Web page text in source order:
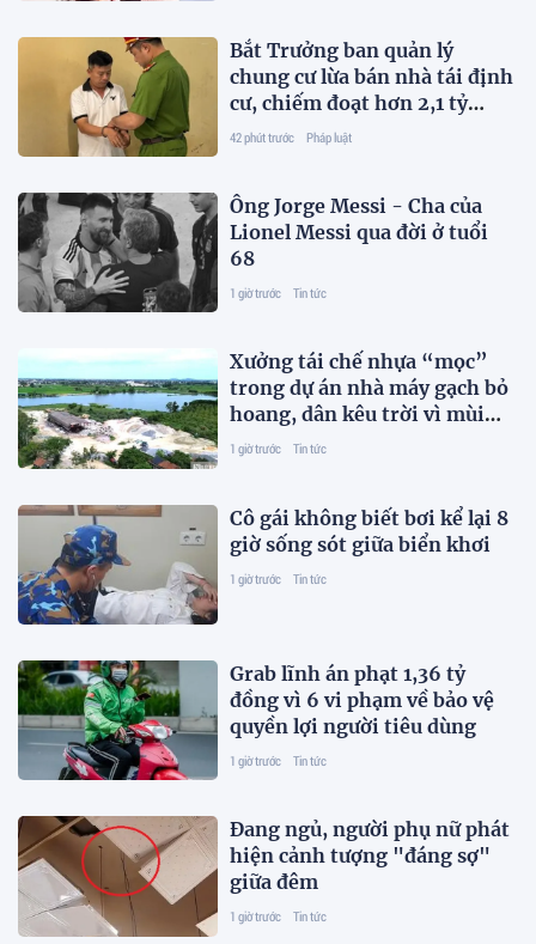
Bắt Trưởng ban quản lý
chung cư lừa bán nhà tái định
cư, chiếm đoạt hơn 2,1 tỷ
đồng
42 phút trước Pháp luật
Ông Jorge Messi - Cha của
Lionel Messi qua đời ở tuổi
68
1 giờ trước Tin tức
Xưởng tái chế nhựa “mọc”
trong dự án nhà máy gạch bỏ
hoang, dân kêu trời vì mùi
hôi
1 giờ trước Tin tức
Cô gái không biết bơi kể lại 8
giờ sống sót giữa biển khơi
1 giờ trước Tin tức
Grab lĩnh án phạt 1,36 tỷ
đồng vì 6 vi phạm về bảo vệ
quyền lợi người tiêu dùng
1 giờ trước Tin tức
Đang ngủ, người phụ nữ phát
hiện cảnh tượng "đáng sợ"
giữa đêm
1 giờ trước Tin tức